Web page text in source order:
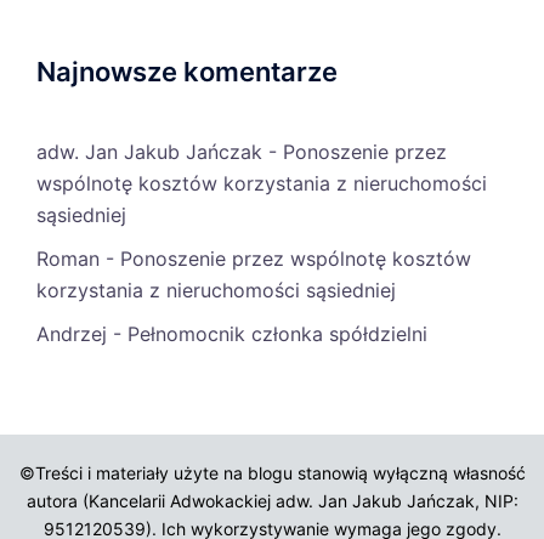
Najnowsze komentarze
adw. Jan Jakub Jańczak - Ponoszenie przez
wspólnotę kosztów korzystania z nieruchomości
sąsiedniej
Roman - Ponoszenie przez wspólnotę kosztów
korzystania z nieruchomości sąsiedniej
Andrzej - Pełnomocnik członka spółdzielni
©Treści i materiały użyte na blogu stanowią wyłączną własność
autora (Kancelarii Adwokackiej adw. Jan Jakub Jańczak, NIP:
9512120539). Ich wykorzystywanie wymaga jego zgody.